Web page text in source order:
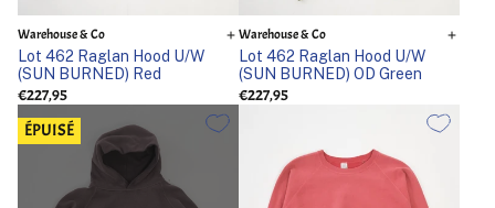
Warehouse & Co
Lot 462 Raglan Hood U/W
(SUN BURNED) Red
€227,95
Warehouse & Co
Lot 462 Raglan Hood U/W
(SUN BURNED) OD Green
€227,95
ÉPUISÉ